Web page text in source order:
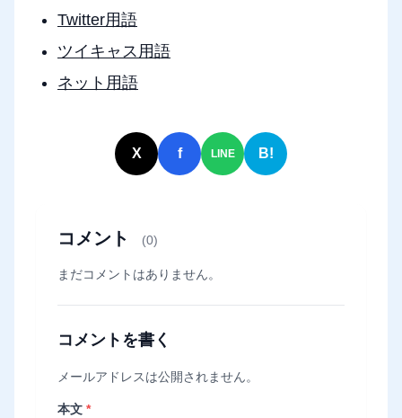
Twitter用語
ツイキャス用語
ネット用語
X f LINE B!
コメント (0)
まだコメントはありません。
コメントを書く
メールアドレスは公開されません。
本文 *